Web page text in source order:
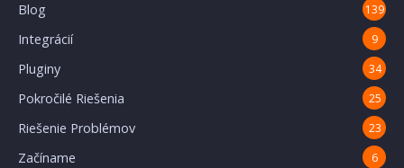
Blog 139
Integrácií 9
Pluginy 34
Pokročilé Riešenia 25
Riešenie Problémov 23
Začíname 6